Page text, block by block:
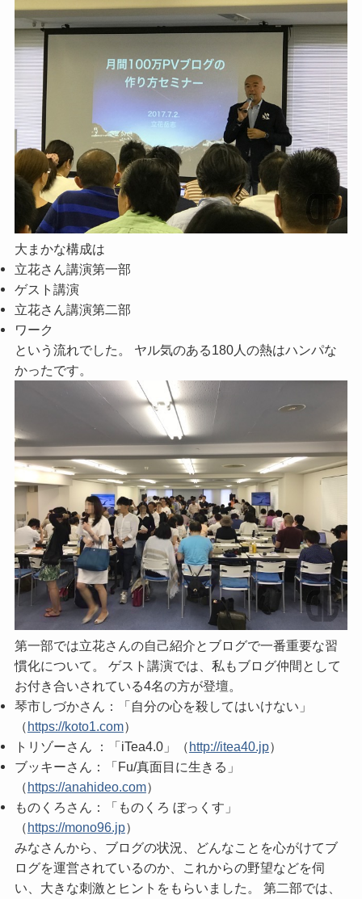
大まかな構成は
立花さん講演第一部
ゲスト講演
立花さん講演第二部
ワーク
という流れでした。 ヤル気のある180人の熱はハンパな
かったです。
第一部では立花さんの自己紹介とブログで一番重要な習
慣化について。 ゲスト講演では、私もブログ仲間として
お付き合いされている4名の方が登壇。
琴市しづかさん：「自分の心を殺してはいけない」
（https://koto1.com）
トリゾーさん ：「iTea4.0」（http://itea40.jp）
ブッキーさん：「Fu/真面目に生きる」
（https://anahideo.com）
ものくろさん：「ものくろ ぼっくす」
（https://mono96.jp）
みなさんから、ブログの状況、どんなことを心がけてブ
ログを運営されているのか、これからの野望などを伺
い、大きな刺激とヒントをもらいました。 第二部では、